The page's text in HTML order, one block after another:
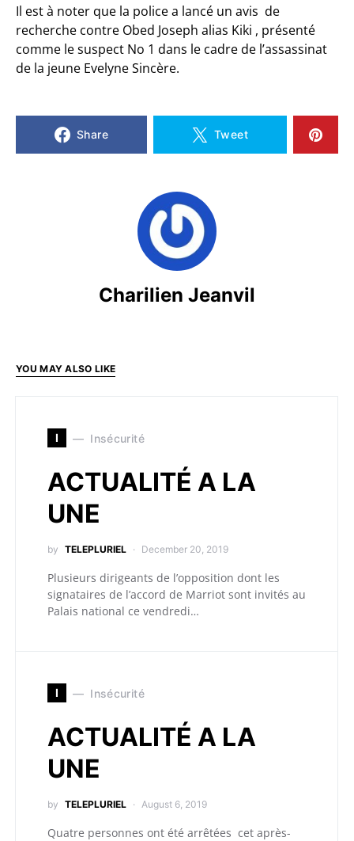
Il est à noter que la police a lancé un avis de
recherche contre Obed Joseph alias Kiki , présenté
comme le suspect No 1 dans le cadre de l’assassinat
de la jeune Evelyne Sincère.
Share Tweet
Charilien Jeanvil
YOU MAY ALSO LIKE
I Insécurité
ACTUALITÉ A LA
UNE
by TELEPLURIEL December 20, 2019
Plusieurs dirigeants de l’opposition dont les
signataires de l’accord de Marriot sont invités au
Palais national ce vendredi…
I Insécurité
ACTUALITÉ A LA
UNE
by TELEPLURIEL August 6, 2019
Quatre personnes ont été arrêtées cet après-